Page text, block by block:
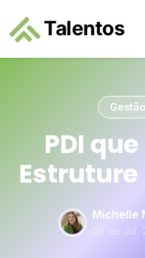
PDI
Estruture
Michelle
08 de Jul,